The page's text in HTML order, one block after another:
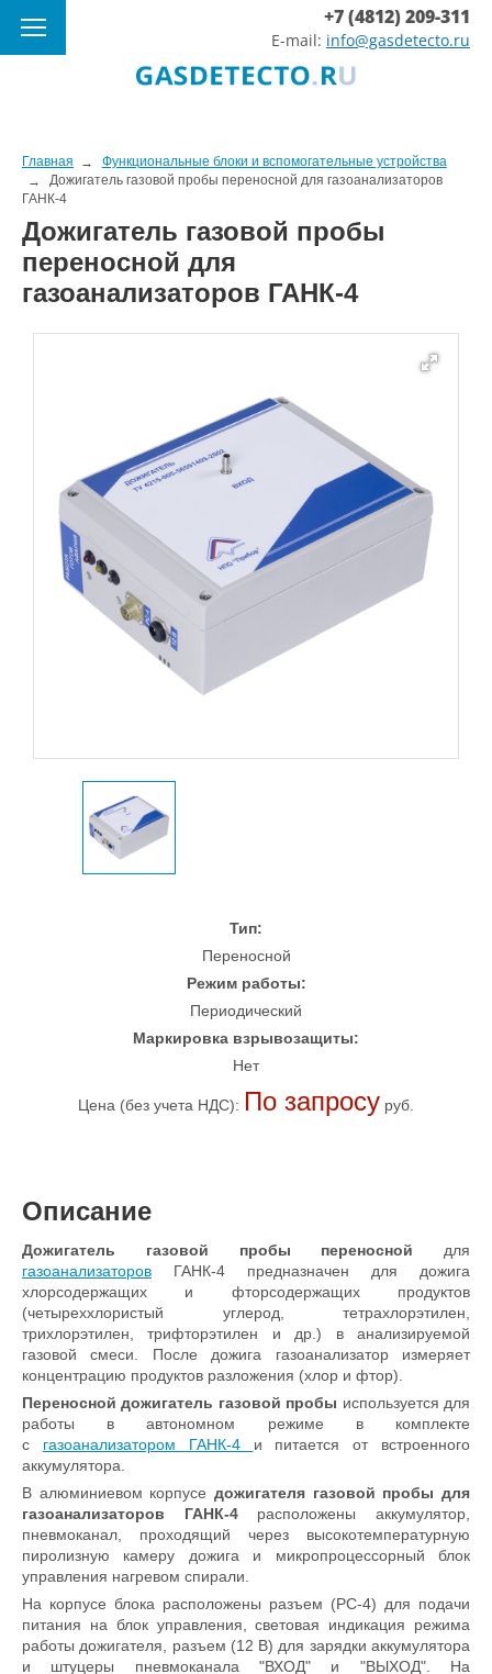
+7 (4812) 209-311
E-mail: info@gasdetecto.ru
Главная
Функциональные блоки и вспомогательные устройства
Дожигатель газовой пробы переносной для газоанализаторов
ГАНК-4
Дожигатель газовой пробы
переносной для
газоанализаторов ГАНК-4
Тип:
Переносной
Режим работы:
Периодический
Маркировка взрывозащиты:
Нет
Цена (без учета НДС): По запросу руб.
Описание
Дожигатель газовой пробы переносной для
газоанализаторов ГАНК-4 предназначен для дожига
хлорсодержащих и фторсодержащих продуктов
(четыреххлористый углерод, тетрахлорэтилен,
трихлорэтилен, трифторэтилен и др.) в анализируемой
газовой смеси. После дожига газоанализатор измеряет
концентрацию продуктов разложения (хлор и фтор).
Переносной дожигатель газовой пробы используется для
работы в автономном режиме в комплекте
с газоанализатором ГАНК-4 и питается от встроенного
аккумулятора.
В алюминиевом корпусе дожигателя газовой пробы для
газоанализаторов ГАНК-4 расположены аккумулятор,
пневмоканал, проходящий через высокотемпературную
пиролизную камеру дожига и микропроцессорный блок
управления нагревом спирали.
На корпусе блока расположены разъем (РС-4) для подачи
питания на блок управления, световая индикация режима
работы дожигателя, разъем (12 В) для зарядки аккумулятора
и штуцеры пневмоканала "ВХОД" и "ВЫХОД". На